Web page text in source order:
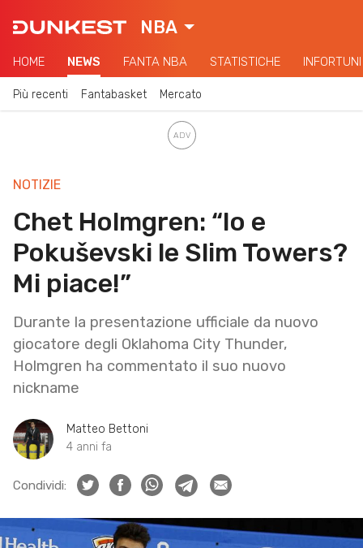
NBA
HOME NEWS FANTA NBA STATISTICHE INFORTUNI
Più recenti Fantabasket Mercato
NOTIZIE
Chet Holmgren: “Io e
Pokuševski le Slim Towers?
Mi piace!”
Durante la presentazione ufficiale da nuovo
giocatore degli Oklahoma City Thunder,
Holmgren ha commentato il suo nuovo
nickname
Matteo Bettoni
4 anni fa
Condividi: